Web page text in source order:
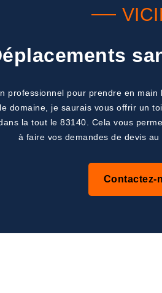
professionnel pour prendre en
domaine, je saurais vous offrir un
la tout le 83140. Cela vous
à faire vos demandes de devis
Contactez-